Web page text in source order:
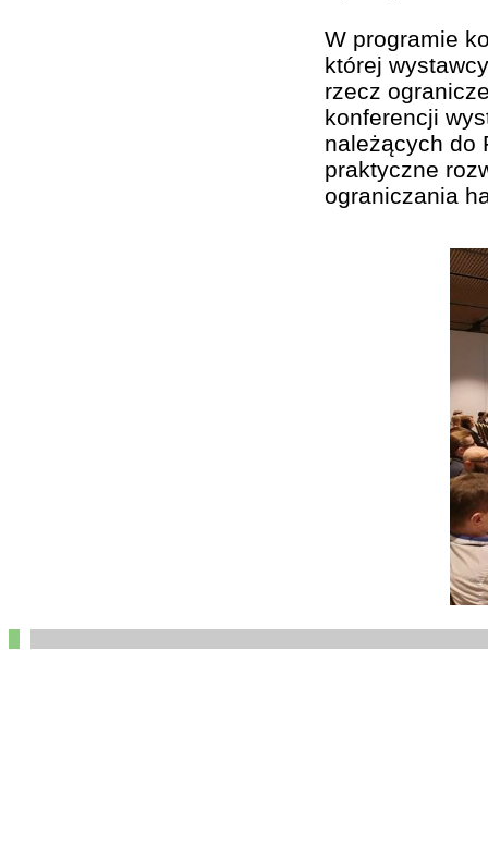
W programie
której
rzecz
konferencji
należących do
praktyczne
ograniczania